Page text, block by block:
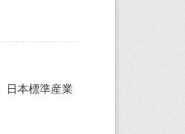
日本標準産業